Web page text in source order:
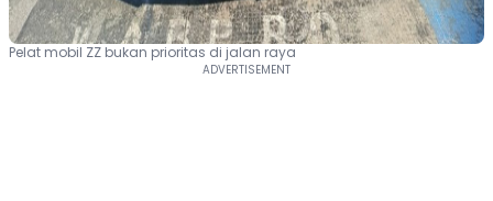
Pelat mobil ZZ bukan prioritas di jalan raya